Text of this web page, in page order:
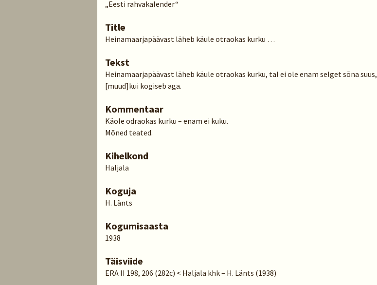
„Eesti rahvakalender“
Title
Heinamaarjapäävast läheb käule otraokas kurku …
Tekst
Heinamaarjapäävast läheb käule otraokas kurku, tal ei ole enam selget sõna suus,
[muud]kui kogiseb aga.
Kommentaar
Käole odraokas kurku – enam ei kuku.
Mõned teated.
Kihelkond
Haljala
Koguja
H. Länts
Kogumisaasta
1938
Täisviide
ERA II 198, 206 (282c) < Haljala khk – H. Länts (1938)